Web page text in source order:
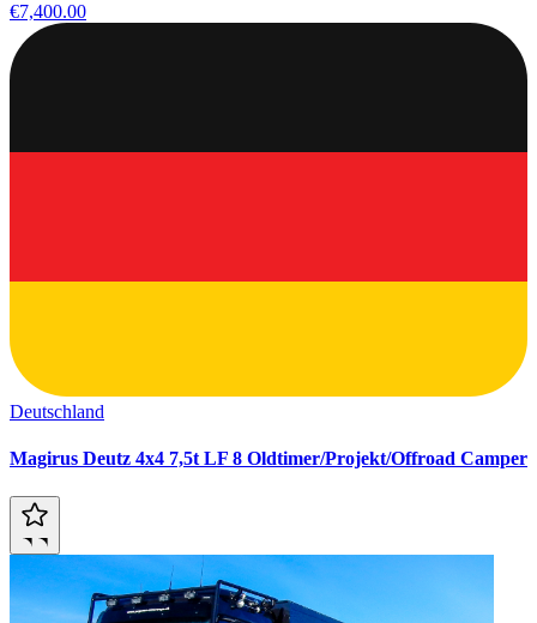
€7,400.00
Deutschland
Magirus Deutz 4x4 7,5t LF 8 Oldtimer/Projekt/Offroad Camper